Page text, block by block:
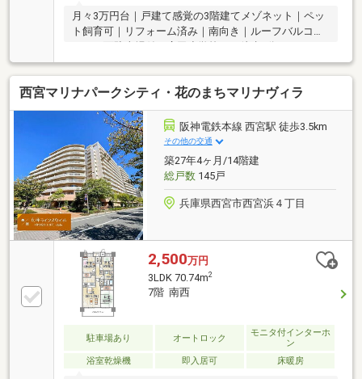
月々3万円台｜戸建て感覚の3階建てメゾネット｜ペッ
ト飼育可｜リフォーム済み｜南向き｜ルーフバルコニ
西宮マリナパークシティ・花のまちマリナヴィラ
阪神電鉄本線 西宮駅 徒歩3.5km
その他の交通
築27年4ヶ月/14階建
総戸数145戸
兵庫県西宮市西宮浜４丁目
2,500万円
3LDK 70.74m2
7階 南西
駐車場あり オートロック
モニタ付インターホ
ン
浴室乾燥機
即入居可 床暖房